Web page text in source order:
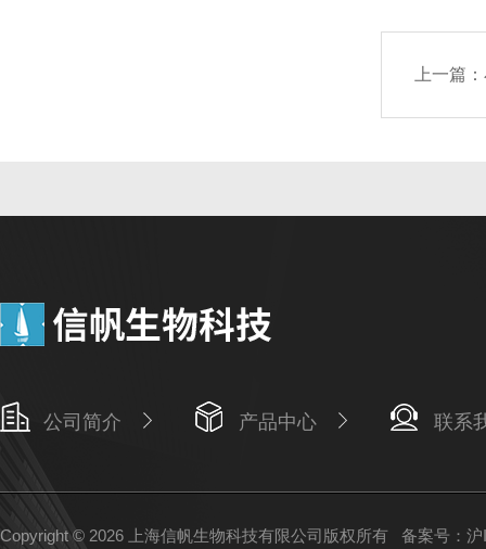
上一篇：
公司简介 产品中心 联系
Copyright © 2026 上海信帆生物科技有限公司版权所有 备案号：